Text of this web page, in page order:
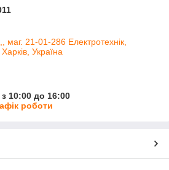
21-01-286 Електротехнік,
Україна
10:00 до 16:00
роботи